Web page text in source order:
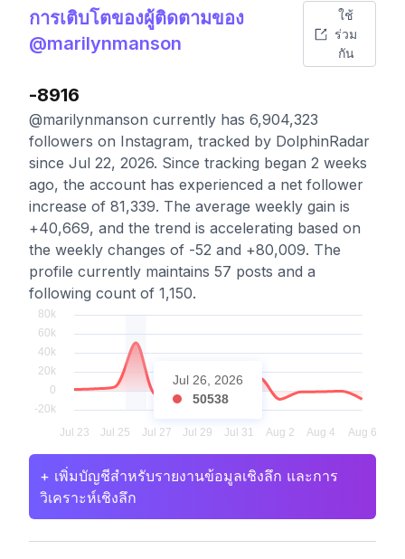
การเติบโตของผู้ติดตามของ
@marilynmanson
ใช้
ร่วม
กัน
-8916
@marilynmanson currently has 6,904,323
followers on Instagram, tracked by DolphinRadar
since Jul 22, 2026. Since tracking began 2 weeks
ago, the account has experienced a net follower
increase of 81,339. The average weekly gain is
+40,669, and the trend is accelerating based on
the weekly changes of -52 and +80,009. The
profile currently maintains 57 posts and a
following count of 1,150.
Jul 26, 2026
50538
+ เพิ่มบัญชีสำหรับรายงานข้อมูลเชิงลึก และการ
วิเคราะห์เชิงลึก